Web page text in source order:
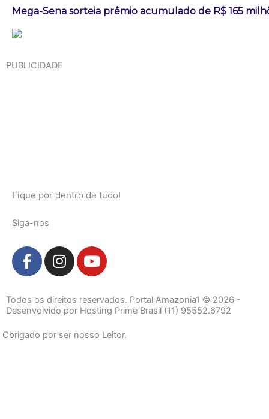
Mega-Sena sorteia prêmio acumulado de R$ 165
PUBLICIDADE
Fique por dentro de tudo!
Siga-nos
F
a
e
b
o
o
I
n
t
a
r
Y
o
t
u
e
Todos os direitos reservados. Portal Amazonia1 © 2026 -
Desenvolvido por Hosting Prime Brasil (11) 95552.6792
Obrigado por ser nosso Leitor.